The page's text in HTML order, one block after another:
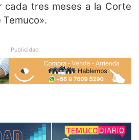
cada tres meses a la Corte
Publicidad